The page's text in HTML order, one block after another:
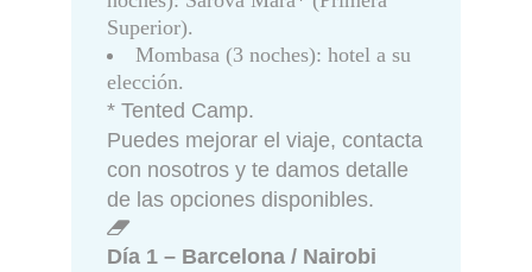
Superior).
Mombasa (3 noches): hotel a su
elección.
* Tented Camp.
Puedes mejorar el viaje, contacta
con nosotros y te damos detalle
de las opciones disponibles.
Día 1 – Barcelona / Nairobi